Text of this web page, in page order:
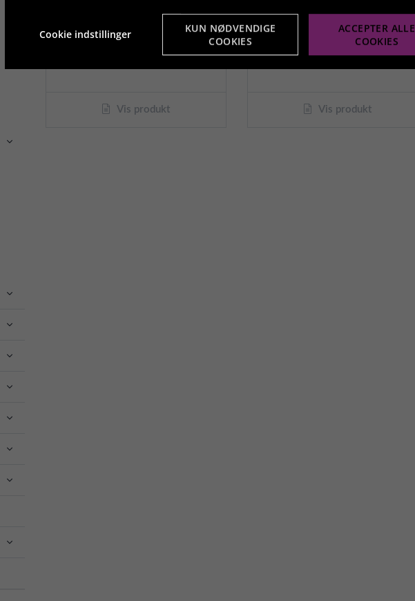









Chuckit The Whistler
109,95 kr.
Vis produkt
Pindsvinsbold ø 8 cm
39,95 kr.
Vis produkt
Cookie indstillinger
KUN NØDVENDIGE
COOKIES
ACCEPTER ALLE
COOKIES